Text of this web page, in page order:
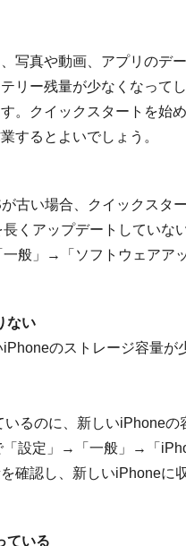
写真や動画、アプリのデ
リー残量が少なくなって
。クイックスタートを始
するとよいでしょう。
古い場合、クイックスタ
くアップデートしていな
般」→「ソフトウェアア
ない
のストレージ容量が
るのに、新しいiPhone
「設定」→「一般」→「
確認し、新しいiPhoneに
ている